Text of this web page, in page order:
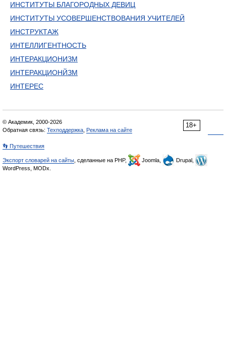
ИНСТИТУТЫ БЛАГОРОДНЫХ ДЕВИЦ
ИНСТИТУТЫ УСОВЕРШЕНСТВОВАНИЯ УЧИТЕЛЕЙ
ИНСТРУКТАЖ
ИНТЕЛЛИГЕНТНОСТЬ
ИНТЕРАКЦИОНИЗМ
ИНТЕРАКЦИОНЙЗМ
ИНТЕРЕС
18+
© Академик, 2000-2026
Обратная связь: Техподдержка Реклама на сайте
👣 Путешествия
Экспорт словарей на сайты , сделанные на PHP, Joomla,
Drupal,
WordPress, MODx.